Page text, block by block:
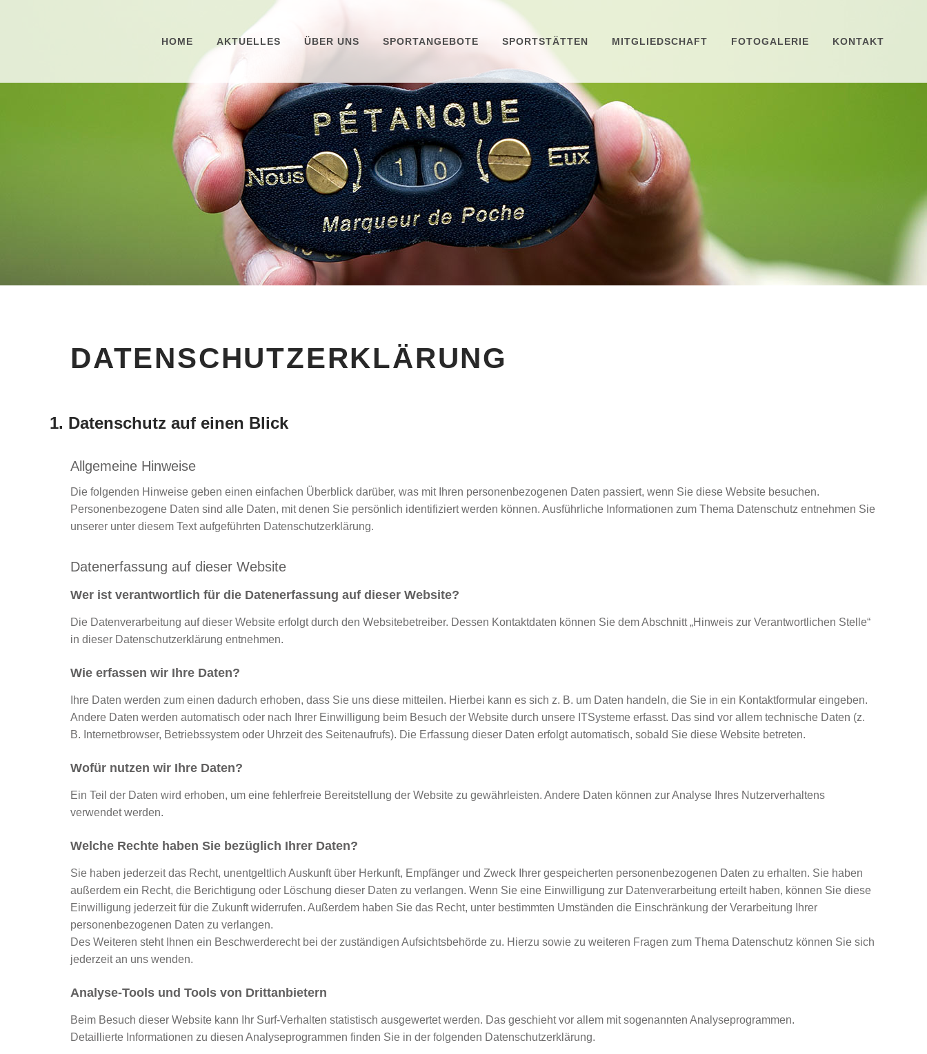
HOME AKTUELLES ÜBER UNS SPORTANGEBOTE SPORTSTÄTTEN MITGLIEDSCHAFT FOTOGALERIE KONTAKT
DATENSCHUTZERKLÄRUNG
1. Datenschutz auf einen Blick
Allgemeine Hinweise
Die folgenden Hinweise geben einen einfachen Überblick darüber, was mit Ihren personenbezogenen Daten passiert, wenn Sie diese Website besuchen.
Personenbezogene Daten sind alle Daten, mit denen Sie persönlich identifiziert werden können. Ausführliche Informationen zum Thema Datenschutz entnehmen Sie
unserer unter diesem Text aufgeführten Datenschutzerklärung.
Datenerfassung auf dieser Website
Wer ist verantwortlich für die Datenerfassung auf dieser Website?
Die Datenverarbeitung auf dieser Website erfolgt durch den Websitebetreiber. Dessen Kontaktdaten können Sie dem Abschnitt „Hinweis zur Verantwortlichen Stelle“
in dieser Datenschutzerklärung entnehmen.
Wie erfassen wir Ihre Daten?
Ihre Daten werden zum einen dadurch erhoben, dass Sie uns diese mitteilen. Hierbei kann es sich z. B. um Daten handeln, die Sie in ein Kontaktformular eingeben.
Andere Daten werden automatisch oder nach Ihrer Einwilligung beim Besuch der Website durch unsere ITSysteme erfasst. Das sind vor allem technische Daten (z.
B. Internetbrowser, Betriebssystem oder Uhrzeit des Seitenaufrufs). Die Erfassung dieser Daten erfolgt automatisch, sobald Sie diese Website betreten.
Wofür nutzen wir Ihre Daten?
Ein Teil der Daten wird erhoben, um eine fehlerfreie Bereitstellung der Website zu gewährleisten. Andere Daten können zur Analyse Ihres Nutzerverhaltens
verwendet werden.
Welche Rechte haben Sie bezüglich Ihrer Daten?
Sie haben jederzeit das Recht, unentgeltlich Auskunft über Herkunft, Empfänger und Zweck Ihrer gespeicherten personenbezogenen Daten zu erhalten. Sie haben
außerdem ein Recht, die Berichtigung oder Löschung dieser Daten zu verlangen. Wenn Sie eine Einwilligung zur Datenverarbeitung erteilt haben, können Sie diese
Einwilligung jederzeit für die Zukunft widerrufen. Außerdem haben Sie das Recht, unter bestimmten Umständen die Einschränkung der Verarbeitung Ihrer
personenbezogenen Daten zu verlangen.
Des Weiteren steht Ihnen ein Beschwerderecht bei der zuständigen Aufsichtsbehörde zu. Hierzu sowie zu weiteren Fragen zum Thema Datenschutz können Sie sich
jederzeit an uns wenden.
Analyse-Tools und Tools von Drittanbietern
Beim Besuch dieser Website kann Ihr Surf-Verhalten statistisch ausgewertet werden. Das geschieht vor allem mit sogenannten Analyseprogrammen.
Detaillierte Informationen zu diesen Analyseprogrammen finden Sie in der folgenden Datenschutzerklärung.